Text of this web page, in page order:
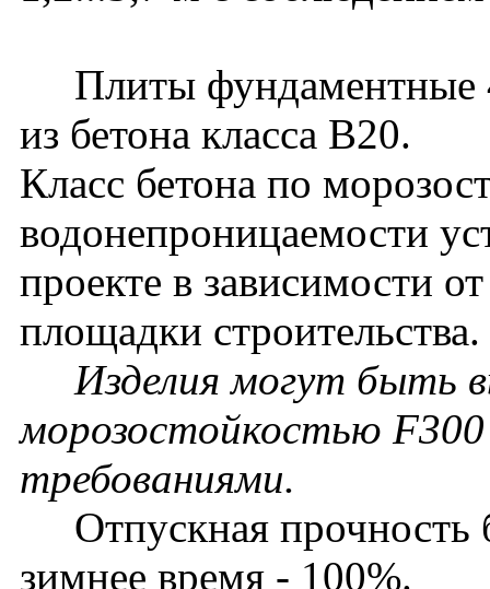
Плиты фундаментные
из бетона класса В20.
Класс бетона по
водонепроницаемости
проекте в зависимости
площадки строительства.
Изделия могут быть
морозостойкостью
требованиями.
Отпускная прочность
зимнее время - 100%.